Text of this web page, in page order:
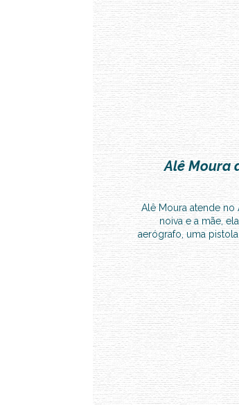
Alê Moura
Alê Moura atende no
noiva e a mãe,
aerógrafo, uma